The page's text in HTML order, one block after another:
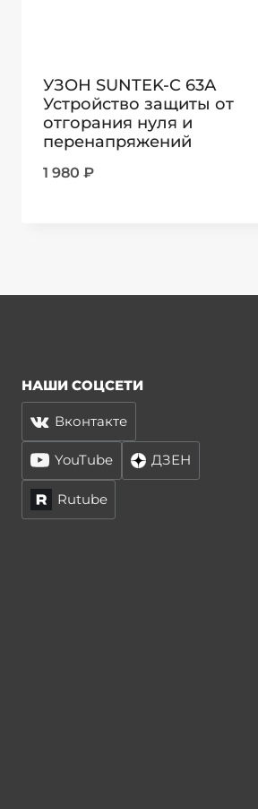
УЗОН SUNTEK-C 63А
Устройство защиты от
отгорания нуля и
перенапряжений
1 980 ₽
НАШИ СОЦСЕТИ
Вконтакте
YouTube ДЗЕН
Rutube